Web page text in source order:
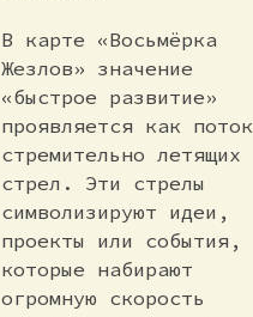
В карте «Восьмёрка
Жезлов» значение
«быстрое развитие»
проявляется как поток
стремительно летящих
стрел. Эти стрелы
символизируют идеи,
проекты или события,
которые набирают
огромную скорость